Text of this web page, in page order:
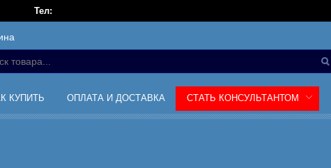
Тел:
КУПИТЬ ОПЛАТА И ДОСТАВКА СТАТЬ КОНСУЛЬТАНТОМ